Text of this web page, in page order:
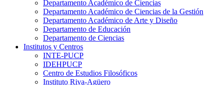
Departamento Académico de Ciencias
Departamento Académico de Ciencias de la Gestión
Departamento Académico de Arte y Diseño
Departamento de Educación
Departamento de Ciencias
Institutos y Centros
INTE-PUCP
IDEHPUCP
Centro de Estudios Filosóficos
Instituto Riva-Agüero